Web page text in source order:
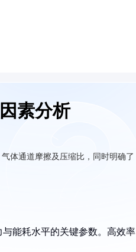
素分析
体通道摩擦及压缩比，同时明确了
能耗水平的关键参数。高效率